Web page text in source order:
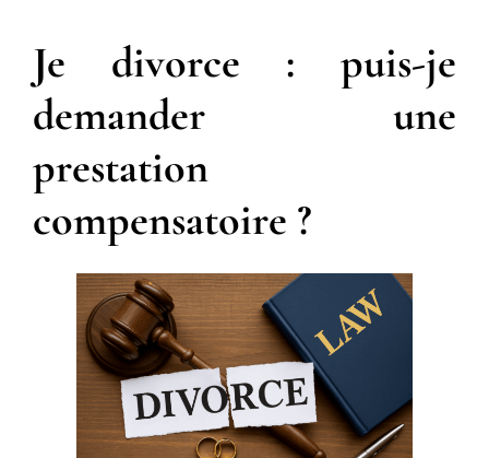
Je divorce : puis-je
demander une
prestation
compensatoire ?